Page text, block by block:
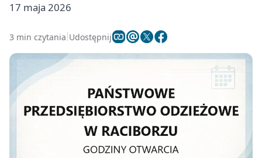
17 maja 2026
3 min czytania Udostępnij